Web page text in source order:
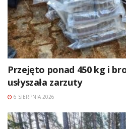
Przejęto ponad 450 kg i
usłyszała zarzuty
6 SIERPNIA 2026